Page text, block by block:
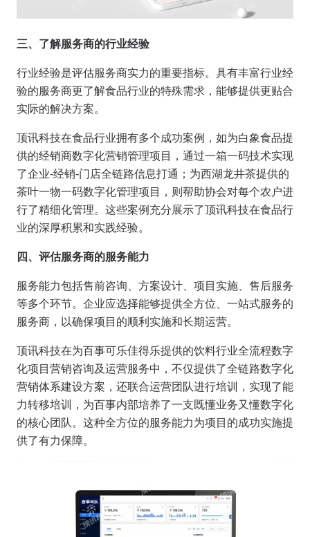
三、了解服务商的行业经验
行业经验是评估服务商实力的重要指标。具有丰富行业经
验的服务商更了解食品行业的特殊需求，能够提供更贴合
实际的解决方案。
顶讯科技在食品行业拥有多个成功案例，如为白象食品提
供的经销商数字化营销管理项目，通过一箱一码技术实现
了企业-经销-门店全链路信息打通；为西湖龙井茶提供的
茶叶一物一码数字化管理项目，则帮助协会对每个农户进
行了精细化管理。这些案例充分展示了顶讯科技在食品行
业的深厚积累和实践经验。
四、评估服务商的服务能力
服务能力包括售前咨询、方案设计、项目实施、售后服务
等多个环节。企业应选择能够提供全方位、一站式服务的
服务商，以确保项目的顺利实施和长期运营。
顶讯科技在为百事可乐佳得乐提供的饮料行业全流程数字
化项目营销咨询及运营服务中，不仅提供了全链路数字化
营销体系建设方案，还联合运营团队进行培训，实现了能
力转移培训，为百事内部培养了一支既懂业务又懂数字化
的核心团队。这种全方位的服务能力为项目的成功实施提
供了有力保障。